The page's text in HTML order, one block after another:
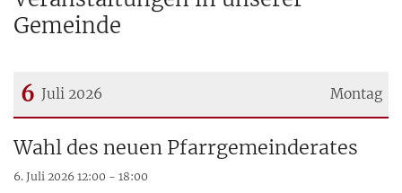
Gemeinde
Montag
6 Juli 2026
Datum: 6. Juli 2026
Wahl des neuen Pfarrgemeinderates
6. Juli 2026 12:00 - 18:00